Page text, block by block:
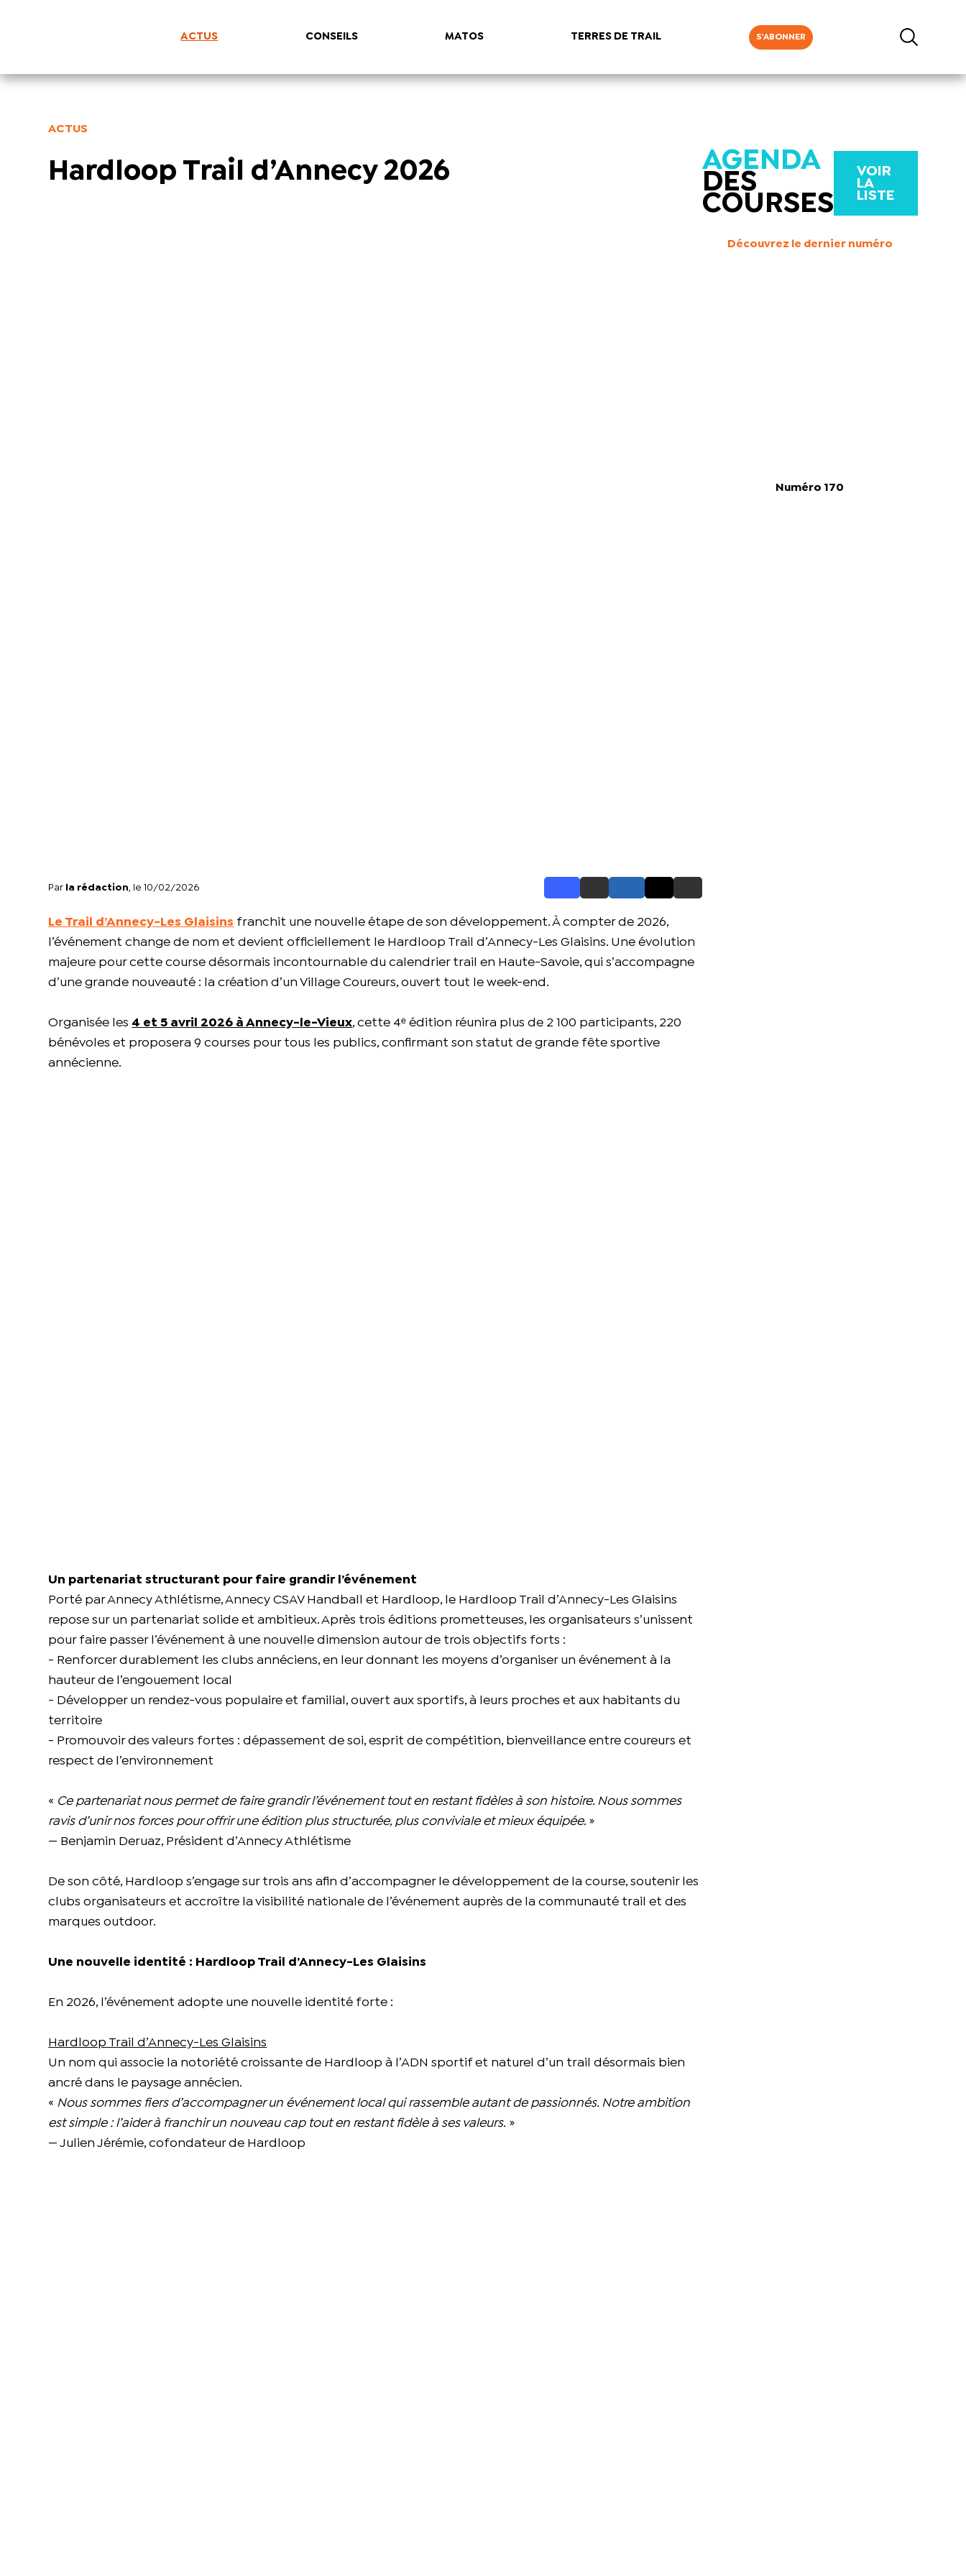
ACTUS CONSEILS MATOS TERRES DE TRAIL S'ABONNER
ACTUS
Hardloop Trail d’Annecy 2026
Par la rédaction , le 10/02/2026
Le Trail d’Annecy-Les Glaisins franchit une nouvelle étape de son développement. À compter de 2026,
l’événement change de nom et devient officiellement le Hardloop Trail d’Annecy-Les Glaisins. Une évolution
majeure pour cette course désormais incontournable du calendrier trail en Haute-Savoie, qui s’accompagne
d’une grande nouveauté : la création d’un Village Coureurs, ouvert tout le week-end.
Organisée les 4 et 5 avril 2026 à Annecy-le-Vieux, cette 4ᵉ édition réunira plus de 2 100 participants, 220
bénévoles et proposera 9 courses pour tous les publics, confirmant son statut de grande fête sportive
annécienne.
Un partenariat structurant pour faire grandir l’événement
Porté par Annecy Athlétisme, Annecy CSAV Handball et Hardloop, le Hardloop Trail d’Annecy-Les Glaisins
repose sur un partenariat solide et ambitieux. Après trois éditions prometteuses, les organisateurs s’unissent
pour faire passer l’événement à une nouvelle dimension autour de trois objectifs forts :
- Renforcer durablement les clubs annéciens, en leur donnant les moyens d’organiser un événement à la
hauteur de l’engouement local
- Développer un rendez-vous populaire et familial, ouvert aux sportifs, à leurs proches et aux habitants du
territoire
- Promouvoir des valeurs fortes : dépassement de soi, esprit de compétition, bienveillance entre coureurs et
respect de l’environnement
« Ce partenariat nous permet de faire grandir l’événement tout en restant fidèles à son histoire. Nous sommes
ravis d’unir nos forces pour offrir une édition plus structurée, plus conviviale et mieux équipée. »
— Benjamin Deruaz, Président d’Annecy Athlétisme
De son côté, Hardloop s’engage sur trois ans afin d’accompagner le développement de la course, soutenir les
clubs organisateurs et accroître la visibilité nationale de l’événement auprès de la communauté trail et des
marques outdoor.
Une nouvelle identité : Hardloop Trail d’Annecy-Les Glaisins
En 2026, l’événement adopte une nouvelle identité forte :
Hardloop Trail d’Annecy-Les Glaisins
Un nom qui associe la notoriété croissante de Hardloop à l’ADN sportif et naturel d’un trail désormais bien
ancré dans le paysage annécien.
« Nous sommes fiers d’accompagner un événement local qui rassemble autant de passionnés. Notre ambition
est simple : l’aider à franchir un nouveau cap tout en restant fidèle à ses valeurs. »
— Julien Jérémie, cofondateur de Hardloop
AGENDA
DES
COURSES
VOIR
LA
LISTE
Découvrez le dernier numéro
Numéro 170